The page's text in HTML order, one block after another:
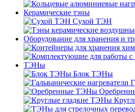
Керамические тэны
Сухой ТЭН
Оборудование для хранения и
ТЭНы
Блок ТЭНы